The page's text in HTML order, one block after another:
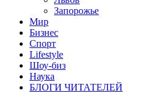
Запорожье
Мир
Бизнес
Спорт
Lifestyle
Шоу-биз
Наука
БЛОГИ ЧИТАТЕЛЕЙ